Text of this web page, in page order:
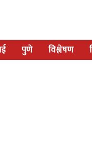
पुणे विश्लेषण